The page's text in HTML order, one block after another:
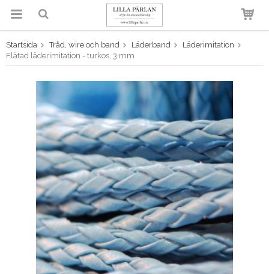
Produkten har blivit tillagd i
varukorgen
Startsida Tråd, wire och band Läderband
Läderimitation
Flätad läderimitation - turkos, 3 mm